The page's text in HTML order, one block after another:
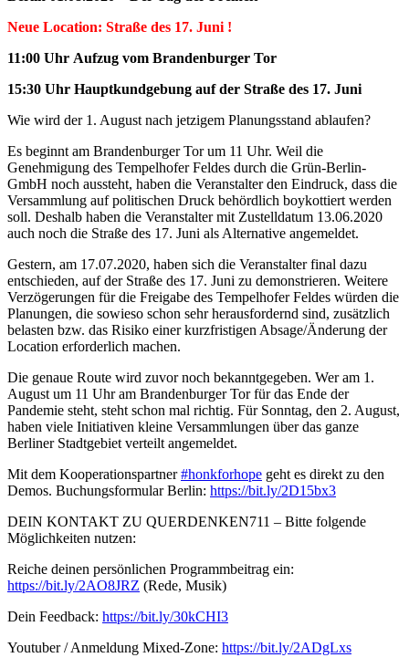
Neue Location: Straße des 17. Juni !
11:00 Uhr Aufzug vom Brandenburger Tor
15:30 Uhr Hauptkundgebung auf der Straße des 17. Juni
Wie wird der 1. August nach jetzigem Planungsstand ablaufen?
Es beginnt am Brandenburger Tor um 11 Uhr. Weil die
Genehmigung des Tempelhofer Feldes durch die Grün-Berlin-
GmbH noch aussteht, haben die Veranstalter den Eindruck, dass die
Versammlung auf politischen Druck behördlich boykottiert werden
soll. Deshalb haben die Veranstalter mit Zustelldatum 13.06.2020
auch noch die Straße des 17. Juni als Alternative angemeldet.
Gestern, am 17.07.2020, haben sich die Veranstalter final dazu
entschieden, auf der Straße des 17. Juni zu demonstrieren. Weitere
Verzögerungen für die Freigabe des Tempelhofer Feldes würden die
Planungen, die sowieso schon sehr herausfordernd sind, zusätzlich
belasten bzw. das Risiko einer kurzfristigen Absage/Änderung der
Location erforderlich machen.
Die genaue Route wird zuvor noch bekanntgegeben. Wer am 1.
August um 11 Uhr am Brandenburger Tor für das Ende der
Pandemie steht, steht schon mal richtig. Für Sonntag, den 2. August,
haben viele Initiativen kleine Versammlungen über das ganze
Berliner Stadtgebiet verteilt angemeldet.
Mit dem Kooperationspartner#honkforhope geht es direkt zu den
Demos. Buchungsformular Berlin: https://bit.ly/2D15bx3
DEIN KONTAKT ZU QUERDENKEN711 – Bitte folgende
Möglichkeiten nutzen:
Reiche deinen persönlichen Programmbeitrag ein:
https://bit.ly/2AO8JRZ (Rede, Musik)
Dein Feedback: https://bit.ly/30kCHI3
Youtuber / Anmeldung Mixed-Zone: https://bit.ly/2ADgLxs